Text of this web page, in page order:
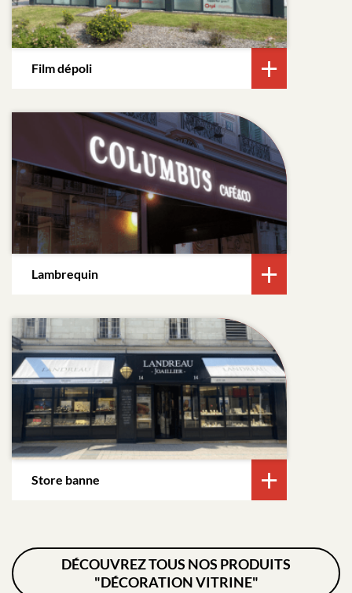
Film dépoli
Lambrequin
Store banne
DÉCOUVREZ TOUS NOS PRODUITS
"DÉCORATION VITRINE"